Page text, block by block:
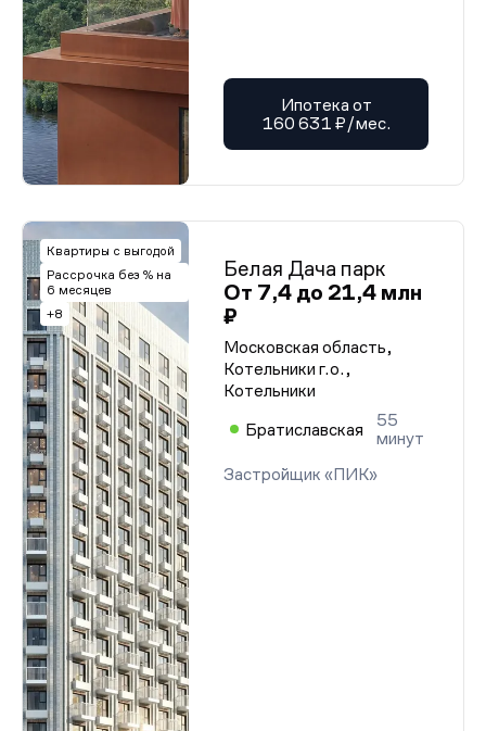
Ипотека от
160 631 ₽/мес.
Квартиры с выгодой
Рассрочка без % на
6 месяцев
+8
Белая Дача парк
От 7,4 до 21,4 млн
₽
Московская область,
Котельники г.о.,
Котельники
Братиславская
55
минут
Застройщик «ПИК»